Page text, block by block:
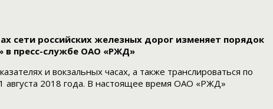
сети российских железных дорог изменяет порядок
в пресс-службе ОАО «РЖД»
и вокзальных часах, а также транслироваться по
августа 2018 года. В настоящее время ОАО «РЖД»